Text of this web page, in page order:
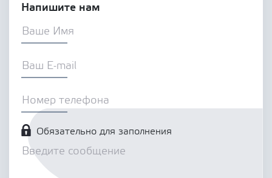
Напишите нам
Обязательно для заполнения